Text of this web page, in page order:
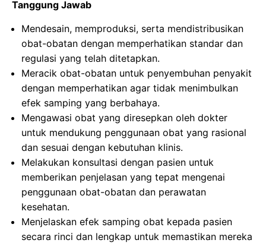
Tanggung Jawab
Mendesain, memproduksi, serta mendistribusikan
obat-obatan dengan memperhatikan standar dan
regulasi yang telah ditetapkan.
Meracik obat-obatan untuk penyembuhan penyakit
dengan memperhatikan agar tidak menimbulkan
efek samping yang berbahaya.
Mengawasi obat yang diresepkan oleh dokter
untuk mendukung penggunaan obat yang rasional
dan sesuai dengan kebutuhan klinis.
Melakukan konsultasi dengan pasien untuk
memberikan penjelasan yang tepat mengenai
penggunaan obat-obatan dan perawatan
kesehatan.
Menjelaskan efek samping obat kepada pasien
secara rinci dan lengkap untuk memastikan mereka